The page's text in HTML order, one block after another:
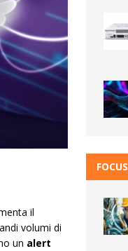
il
volumi di
un alert
FOCUS